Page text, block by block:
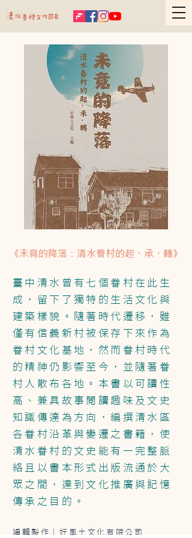
《未竟的降落：清水眷村的起、承、轉》
臺中清水曾有七個眷村在此生
成，留下了獨特的生活文化與
建築樣貌。隨著時代遷移，雖
僅有信義新村被保存下來作為
眷村文化基地，然而眷村時代
的精神仍影響至今，並隨著眷
村人散布各地。本書以可讀性
高、兼具故事閱讀趣味及文史
知識傳達為方向，編撰清水區
各眷村沿革與變遷之書籍，使
清水眷村的文史能有一完整脈
絡且以書本形式出版流通於大
眾之間，達到文化推廣與記憶
傳承之目的。
編輯製作│好風土文化有限公司